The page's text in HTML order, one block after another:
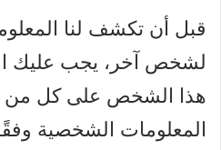
قبل أن تكشف لنا
لشخص آخر، يجب عليك
هذا الشخص على كل من
المعلومات الشخصية